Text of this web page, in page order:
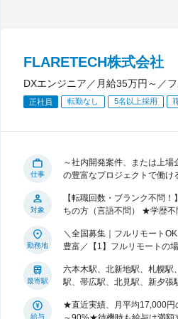
FLARETECH株式会社
DXエンジニア／月給35万円～／
正社員 転勤なし 5名以上採用
仕事
～社内開発案件、または上
の豊富なプロジェクトで働け
対象
【転職回数・ブランク不問
ちの方（言語不問） ★学歴不
勤務地
＼全国募集｜フルリモート
豊富／【1】フルリモートの
最寄駅
六本木駅、北新地駅、札幌駅
駅、帯広駅、北見駅、新夕張
給与
★直近実績、月平均17,000